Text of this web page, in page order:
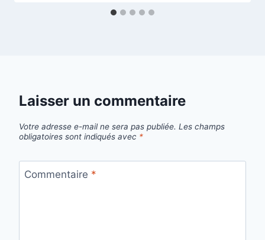
Laisser un commentaire
Votre adresse e-mail ne sera pas publiée. Les champs
obligatoires sont indiqués avec *
Commentaire *